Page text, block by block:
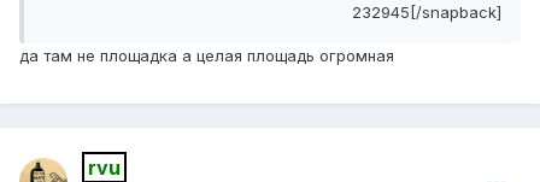
232945[/snapback]
да там не площадка а целая площадь огромная
rvu